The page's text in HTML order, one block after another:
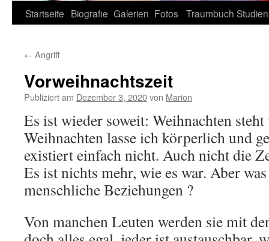
Zum
springen
Startseite Biografie Galerien Fotos Traumbuch Studien
← Angriff
Vorweihnachtszeit
Publiziert am Dezember 3, 2020von Marion
Es ist wieder soweit: Weihnachten
Weihnachten lasse ich körperlich und
existiert einfach nicht. Auch nicht die
Es ist nichts mehr, wie es war. Aber
menschliche Beziehungen ?
Von manchen Leuten werden sie mit